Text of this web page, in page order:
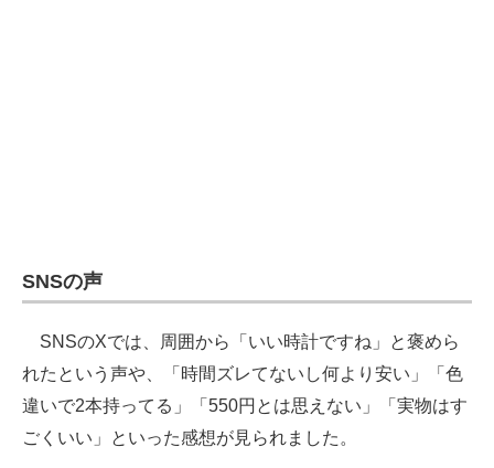
SNSの声
SNSのXでは、周囲から「いい時計ですね」と褒めら
れたという声や、「時間ズレてないし何より安い」「色
違いで2本持ってる」「550円とは思えない」「実物はす
ごくいい」といった感想が見られました。